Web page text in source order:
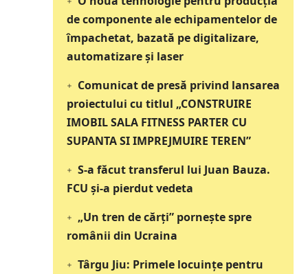
de componente ale echipamentelor de
împachetat, bazată pe digitalizare,
automatizare și laser
Comunicat de presă privind lansarea
proiectului cu titlul „CONSTRUIRE
IMOBIL SALA FITNESS PARTER CU
SUPANTA SI IMPREJMUIRE TEREN”
S-a făcut transferul lui Juan Bauza.
FCU și-a pierdut vedeta
„Un tren de cărți” pornește spre
românii din Ucraina
Târgu Jiu: Primele locuințe pentru